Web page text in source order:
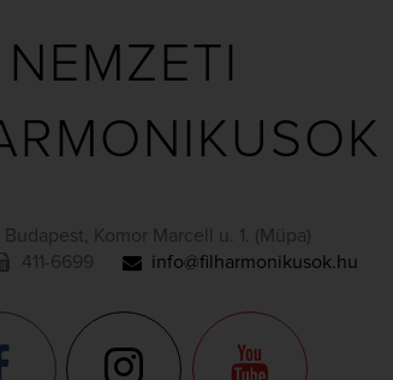
NEMZETI
Budapest, Komor Marcell u. 1. (Müpa)
411-6699 info@filharmonikusok.hu